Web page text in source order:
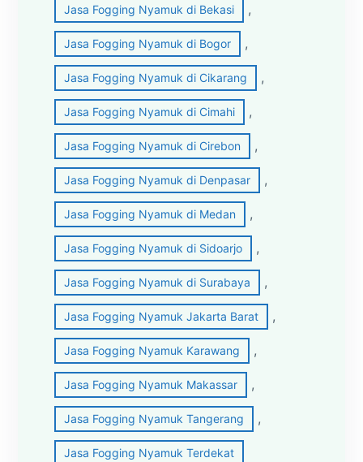
Jasa Fogging Nyamuk di Bekasi ,
Jasa Fogging Nyamuk di Bogor ,
Jasa Fogging Nyamuk di Cikarang ,
Jasa Fogging Nyamuk di Cimahi ,
Jasa Fogging Nyamuk di Cirebon ,
Jasa Fogging Nyamuk di Denpasar ,
Jasa Fogging Nyamuk di Medan ,
Jasa Fogging Nyamuk di Sidoarjo ,
Jasa Fogging Nyamuk di Surabaya ,
Jasa Fogging Nyamuk Jakarta Barat ,
Jasa Fogging Nyamuk Karawang ,
Jasa Fogging Nyamuk Makassar ,
Jasa Fogging Nyamuk Tangerang ,
Jasa Fogging Nyamuk Terdekat